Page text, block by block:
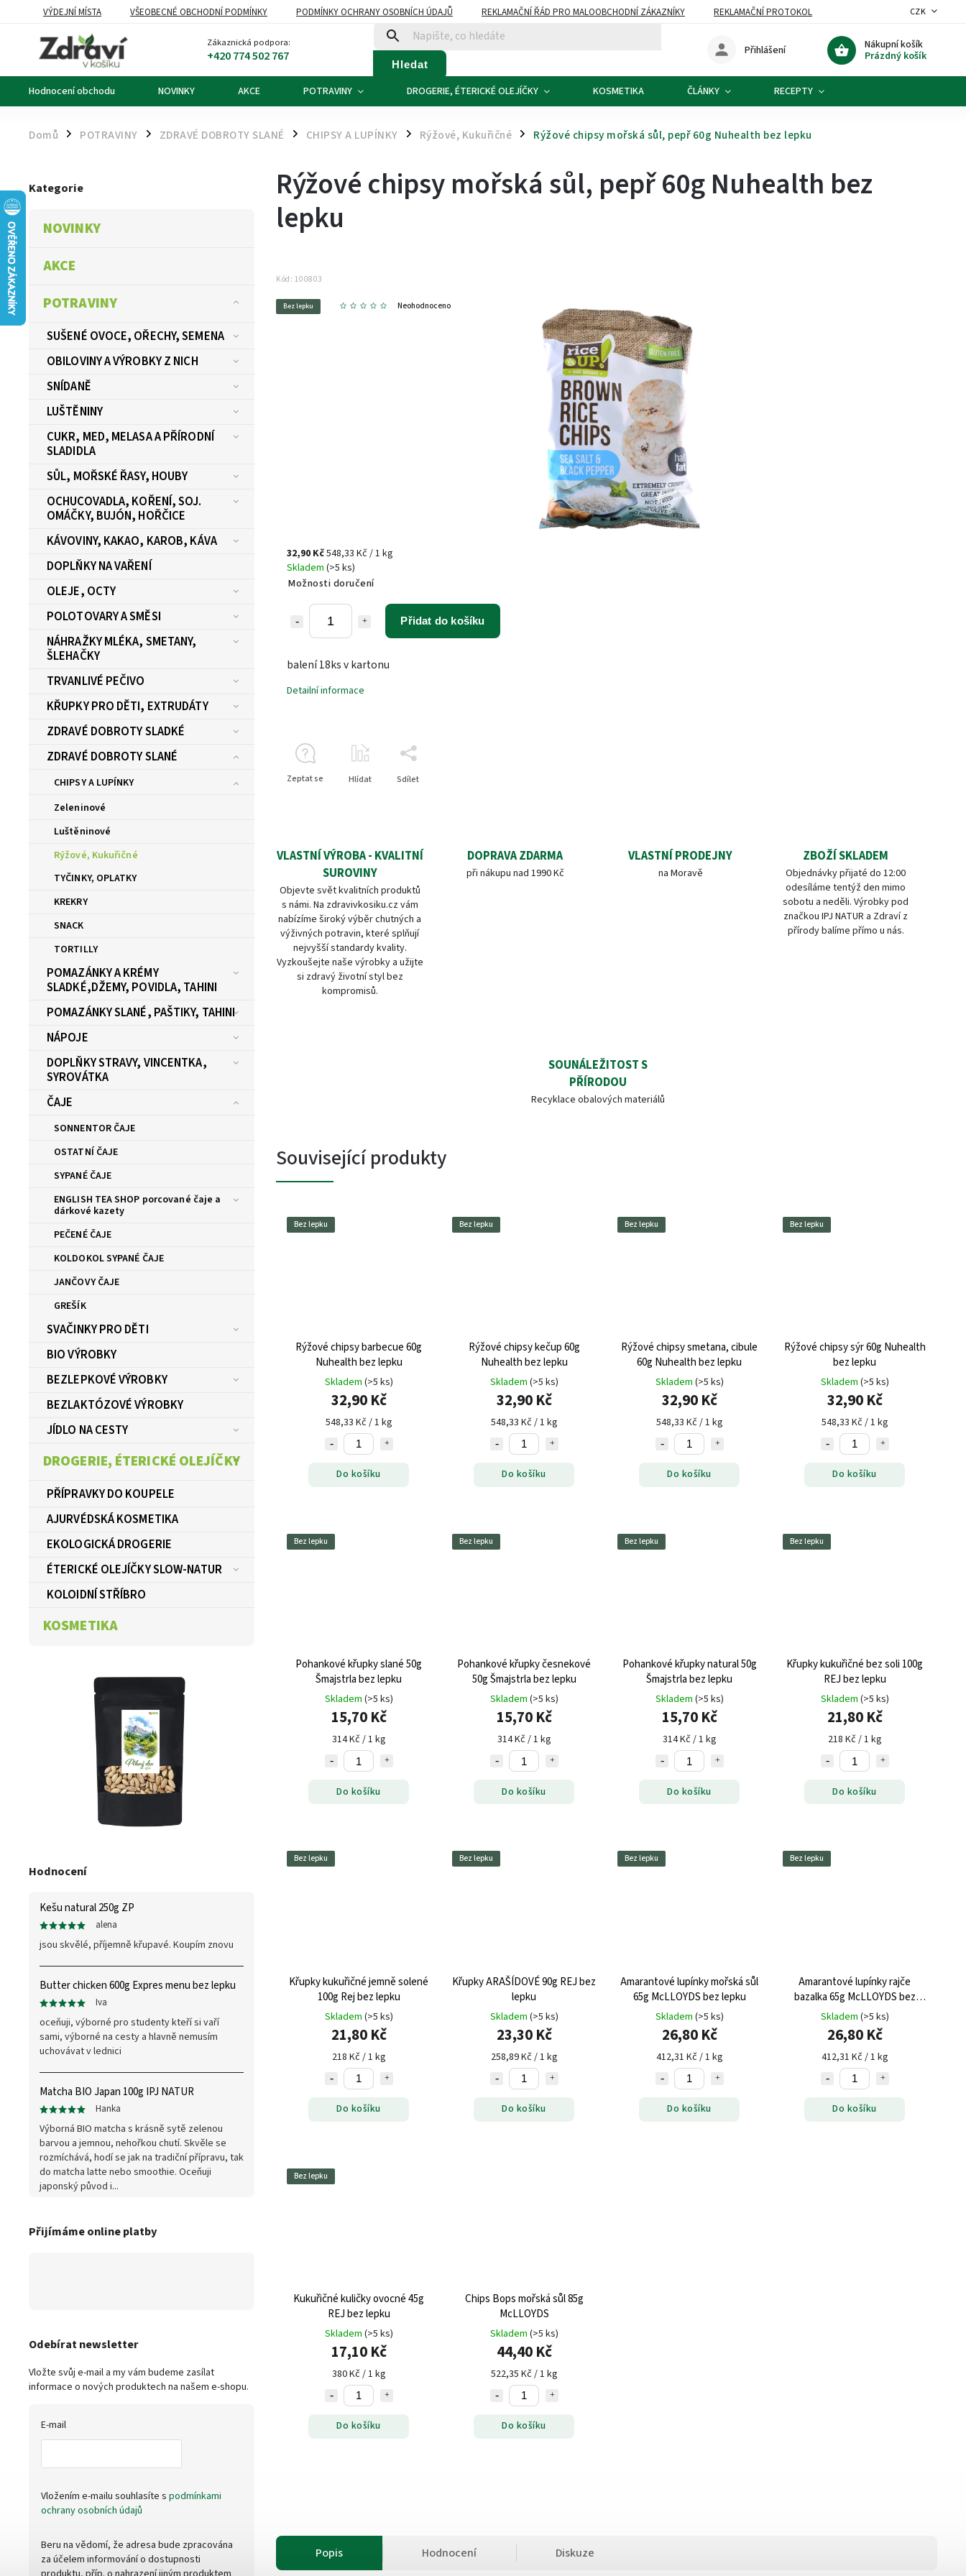
VÝDEJNÍ MÍSTA VŠEOBECNÉ OBCHODNÍ PODMÍNKY PODMÍNKY OCHRANY OSOBNÍCH ÚDAJŮ REKLAMAČNÍ ŘÁD PRO MALOOBCHODNÍ ZÁKAZNÍKY
REKLAMAČNÍ PROTOKOL
OZNÁMENÍ O ODSTOUPENÍ OD KUPNÍ SMLOUVY
KONTAKTY
CZK
Zákaznická podpora:
+420 774 502 767 Hledat
Nákupní košík
Prázdný košík
Přihlášení
Hodnocení obchodu NOVINKY AKCE POTRAVINY DROGERIE, ÉTERICKÉ OLEJÍČKY KOSMETIKA ČLÁNKY RECEPTY
Domů / POTRAVINY / ZDRAVÉ DOBROTY SLANÉ / CHIPSY A LUPÍNKY / Rýžové, Kukuřičné / Rýžové chipsy mořská sůl, pepř 60g Nuhealth bez lepku
Kategorie
NOVINKY
AKCE
POTRAVINY
SUŠENÉ OVOCE, OŘECHY, SEMENA
OBILOVINY A VÝROBKY Z NICH
SNÍDANĚ
LUŠTĚNINY
CUKR, MED, MELASA A PŘÍRODNÍ
SLADIDLA
SŮL, MOŘSKÉ ŘASY, HOUBY
OCHUCOVADLA, KOŘENÍ, SOJ.
OMÁČKY, BUJÓN, HOŘČICE
KÁVOVINY, KAKAO, KAROB, KÁVA
DOPLŇKY NA VAŘENÍ
OLEJE, OCTY
POLOTOVARY A SMĚSI
NÁHRAŽKY MLÉKA, SMETANY,
ŠLEHAČKY
TRVANLIVÉ PEČIVO
KŘUPKY PRO DĚTI, EXTRUDÁTY
ZDRAVÉ DOBROTY SLADKÉ
ZDRAVÉ DOBROTY SLANÉ
CHIPSY A LUPÍNKY
Zeleninové
Luštěninové
Rýžové, Kukuřičné
TYČINKY, OPLATKY
KREKRY
SNACK
TORTILLY
POMAZÁNKY A KRÉMY
SLADKÉ,DŽEMY, POVIDLA, TAHINI
POMAZÁNKY SLANÉ, PAŠTIKY, TAHINI
NÁPOJE
DOPLŇKY STRAVY, VINCENTKA,
SYROVÁTKA
ČAJE
SONNENTOR ČAJE
OSTATNÍ ČAJE
SYPANÉ ČAJE
ENGLISH TEA SHOP porcované čaje a
dárkové kazety
PEČENÉ ČAJE
KOLDOKOL SYPANÉ ČAJE
JANČOVY ČAJE
GREŠÍK
SVAČINKY PRO DĚTI
BIO VÝROBKY
BEZLEPKOVÉ VÝROBKY
BEZLAKTÓZOVÉ VÝROBKY
JÍDLO NA CESTY
DROGERIE, ÉTERICKÉ OLEJÍČKY
PŘÍPRAVKY DO KOUPELE
AJURVÉDSKÁ KOSMETIKA
EKOLOGICKÁ DROGERIE
ÉTERICKÉ OLEJÍČKY SLOW-NATUR
KOLOIDNÍ STŘÍBRO
KOSMETIKA
Hodnocení
Kešu natural 250g ZP
alena
jsou skvělé, příjemně křupavé. Koupím znovu
Butter chicken 600g Expres menu bez lepku
Iva
oceňuji, výborné pro studenty kteří si vaří
sami, výborné na cesty a hlavně nemusím
uchovávat v lednici
Matcha BIO Japan 100g IPJ NATUR
Hanka
Výborná BIO matcha s krásně sytě zelenou
barvou a jemnou, nehořkou chutí. Skvěle se
rozmíchává, hodí se jak na tradiční přípravu, tak
do matcha latte nebo smoothie. Oceňuji
japonský původ i...
Přijímáme online platby
Odebírat newsletter
Vložte svůj e-mail a my vám budeme zasílat
informace o nových produktech na našem e-shopu.
E-mail
Vložením e-mailu souhlasíte s podmínkami
ochrany osobních údajů
Beru na vědomí, že adresa bude zpracována
za účelem informování o dostupnosti
Rýžové chipsy mořská sůl, pepř 60g Nuhealth bez
lepku
Kód: 100803
Bez lepku Neohodnoceno
32,90 Kč548,33 Kč / 1 kg
Skladem (>5 ks)
Možnosti doručení
Přidat do košíku
balení 18ks v kartonu
Detailní informace
Zeptat se Hlídat Sdílet
VLASTNÍ VÝROBA - KVALITNÍ
SUROVINY
Objevte svět kvalitních produktů
s námi. Na zdravivkosiku.cz vám
nabízíme široký výběr chutných a
výživných potravin, které splňují
nejvyšší standardy kvality.
Vyzkoušejte naše výrobky a užijte
si zdravý životní styl bez
kompromisů.
DOPRAVA ZDARMA
při nákupu nad 1990 Kč
VLASTNÍ PRODEJNY
na Moravě
ZBOŽÍ SKLADEM
Objednávky přijaté do 12:00
odesíláme tentýž den mimo
sobotu a neděli. Výrobky pod
značkou IPJ NATUR a Zdraví z
přírody balíme přímo u nás.
SOUNÁLEŽITOST S
PŘÍRODOU
Recyklace obalových materiálů
Související produkty
Bez lepku
Rýžové chipsy barbecue 60g
Nuhealth bez lepku
Skladem (>5 ks)
32,90 Kč
548,33 Kč / 1 kg
Do košíku
Bez lepku
Rýžové chipsy kečup 60g
Nuhealth bez lepku
Skladem (>5 ks)
32,90 Kč
548,33 Kč / 1 kg
Do košíku
Bez lepku
Rýžové chipsy smetana, cibule
60g Nuhealth bez lepku
Skladem (>5 ks)
32,90 Kč
548,33 Kč / 1 kg
Do košíku
Bez lepku
Rýžové chipsy sýr 60g Nuhealth
bez lepku
Skladem (>5 ks)
32,90 Kč
548,33 Kč / 1 kg
Do košíku
Bez lepku
Pohankové křupky slané 50g
Šmajstrla bez lepku
Skladem (>5 ks)
15,70 Kč
314 Kč / 1 kg
Do košíku
Bez lepku
Pohankové křupky česnekové
50g Šmajstrla bez lepku
Skladem (>5 ks)
15,70 Kč
314 Kč / 1 kg
Do košíku
Bez lepku
Pohankové křupky natural 50g
Šmajstrla bez lepku
Skladem (>5 ks)
15,70 Kč
314 Kč / 1 kg
Do košíku
Bez lepku
Křupky kukuřičné bez soli 100g
REJ bez lepku
Skladem (>5 ks)
21,80 Kč
218 Kč / 1 kg
Do košíku
Bez lepku
Křupky kukuřičné jemně solené
100g Rej bez lepku
Skladem (>5 ks)
21,80 Kč
218 Kč / 1 kg
Do košíku
Bez lepku
Křupky ARAŠÍDOVÉ 90g REJ bez
lepku
Skladem (>5 ks)
23,30 Kč
258,89 Kč / 1 kg
Do košíku
Bez lepku
Amarantové lupínky mořská sůl
65g McLLOYDS bez lepku
Skladem (>5 ks)
26,80 Kč
412,31 Kč / 1 kg
Do košíku
Bez lepku
Amarantové lupínky rajče
bazalka 65g McLLOYDS bez
lepku
Skladem (>5 ks)
26,80 Kč
412,31 Kč / 1 kg
Do košíku
Bez lepku
Kukuřičné kuličky ovocné 45g
REJ bez lepku
Skladem (>5 ks)
17,10 Kč
380 Kč / 1 kg
Do košíku
Chips Bops mořská sůl 85g
McLLOYDS
Skladem (>5 ks)
44,40 Kč
522,35 Kč / 1 kg
Do košíku
Popis Hodnocení Diskuze